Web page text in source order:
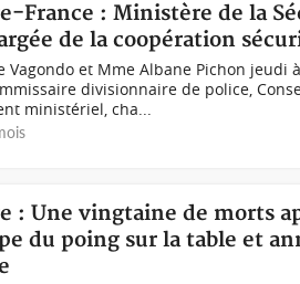
France : Ministère de la
de la coopération
Vagondo et Mme Albane Pichon jeudi
divisionnaire de police,
ministériel, cha...
: Une vingtaine de morts
du poing sur la table et